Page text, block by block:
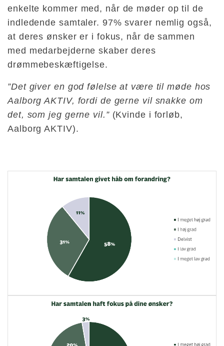
enkelte kommer med, når de møder op til de
indledende samtaler. 97% svarer nemlig også,
at deres ønsker er i fokus, når de sammen
med medarbejderne skaber deres
drømmebeskæftigelse.
”Det giver en god følelse at være til møde hos
Aalborg AKTIV, fordi de gerne vil snakke om
det, som jeg gerne vil.” (Kvinde i forløb,
Aalborg AKTIV).